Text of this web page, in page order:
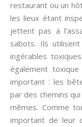
restaurant ou un
les lieux étant
jettent pas à
sabots. Ils
ingérables
également
important : les
par des chemins
mêmes. Comme
important de leur